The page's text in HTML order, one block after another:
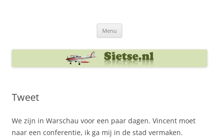
Menu
Tweet
We zijn in Warschau voor een paar dagen. Vincent moet
naar een conferentie, ik ga mij in de stad vermaken.